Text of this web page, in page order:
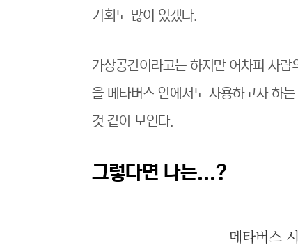
기회도 많이 있겠다.
가상공간이라고는 하지만 어차피 사
을 메타버스 안에서도 사용하고자 하
것 같아 보인다.
그렇다면 나는...?
메타버스